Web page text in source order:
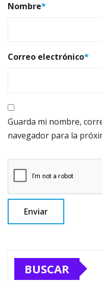
Nombre*
Correo electrónico*
Guarda mi nombre,
navegador para la
BUSCAR